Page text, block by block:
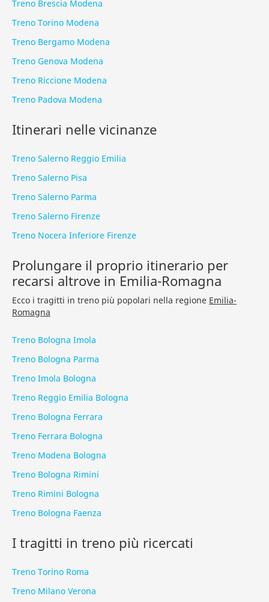
Treno Brescia Modena
Treno Torino Modena
Treno Bergamo Modena
Treno Genova Modena
Treno Riccione Modena
Treno Padova Modena
Itinerari nelle vicinanze
Treno Salerno Reggio Emilia
Treno Salerno Pisa
Treno Salerno Parma
Treno Salerno Firenze
Treno Nocera Inferiore Firenze
Prolungare il proprio itinerario per
recarsi altrove in Emilia-Romagna
Ecco i tragitti in treno più popolari nella regione Emilia-
Romagna
Treno Bologna Imola
Treno Bologna Parma
Treno Imola Bologna
Treno Reggio Emilia Bologna
Treno Bologna Ferrara
Treno Ferrara Bologna
Treno Modena Bologna
Treno Bologna Rimini
Treno Rimini Bologna
Treno Bologna Faenza
I tragitti in treno più ricercati
Treno Torino Roma
Treno Milano Verona